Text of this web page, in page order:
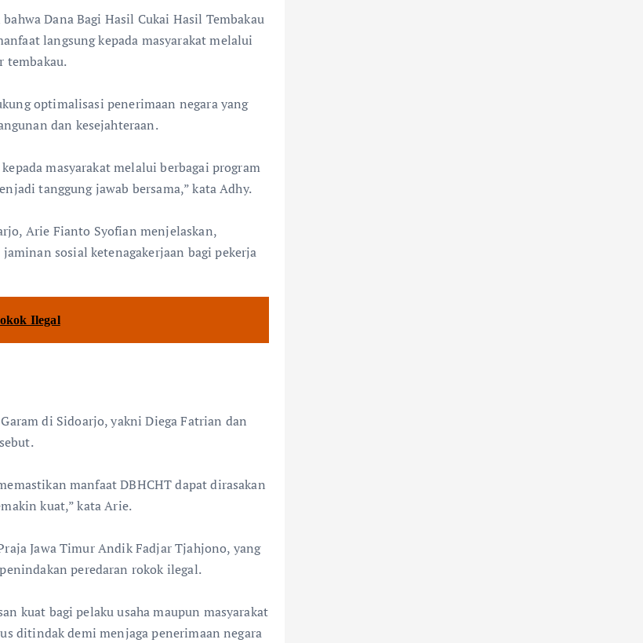
Dana Bagi Hasil Cukai Hasil Tembakau
langsung kepada masyarakat melalui
tembakau.
optimalisasi penerimaan negara yang
dan kesejahteraan.
masyarakat melalui berbagai program
tanggung jawab bersama,” kata Adhy.
Arie Fianto Syofian menjelaskan,
sosial ketenagakerjaan bagi pekerja
Ilegal
di Sidoarjo, yakni Diega Fatrian dan
manfaat DBHCHT dapat dirasakan
kuat,” kata Arie.
Jawa Timur Andik Fadjar Tjahjono, yang
peredaran rokok ilegal.
kuat bagi pelaku usaha maupun masyarakat
ditindak demi menjaga penerimaan negara